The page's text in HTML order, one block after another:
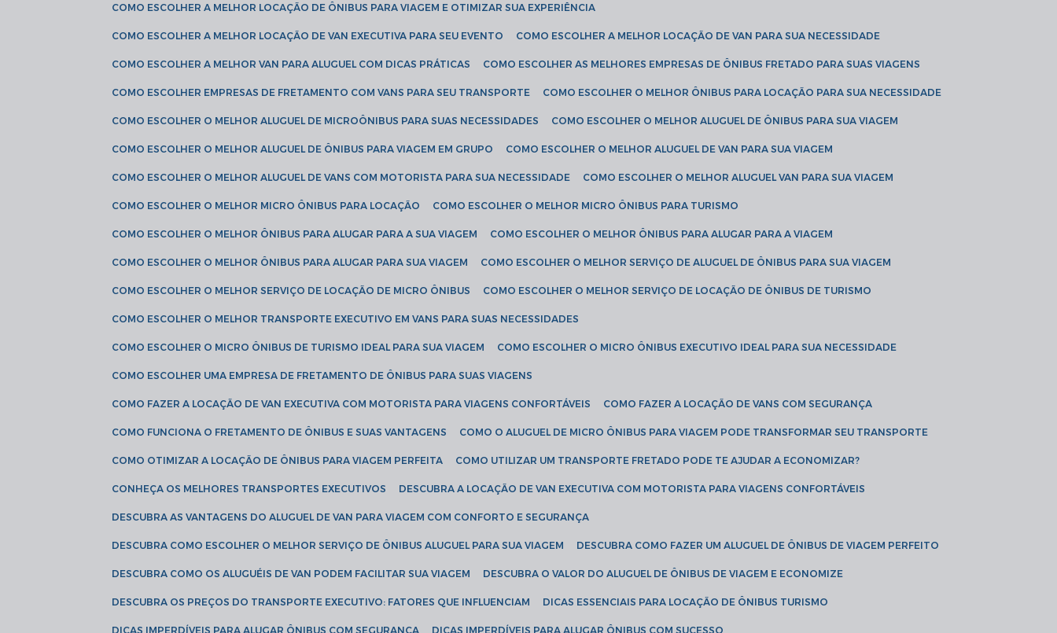
COMO ESCOLHER A MELHOR LOCAÇÃO DE ÔNIBUS PARA VIAGEM E OTIMIZAR SUA EXPERIÊNCIA
COMO ESCOLHER A MELHOR LOCAÇÃO DE VAN EXECUTIVA PARA SEU EVENTO COMO ESCOLHER A MELHOR LOCAÇÃO DE VAN PARA SUA NECESSIDADE
COMO ESCOLHER A MELHOR VAN PARA ALUGUEL COM DICAS PRÁTICAS COMO ESCOLHER AS MELHORES EMPRESAS DE ÔNIBUS FRETADO PARA SUAS VIAGENS
COMO ESCOLHER EMPRESAS DE FRETAMENTO COM VANS PARA SEU TRANSPORTE COMO ESCOLHER O MELHOR ÔNIBUS PARA LOCAÇÃO PARA SUA NECESSIDADE
COMO ESCOLHER O MELHOR ALUGUEL DE MICROÔNIBUS PARA SUAS NECESSIDADES COMO ESCOLHER O MELHOR ALUGUEL DE ÔNIBUS PARA SUA VIAGEM
COMO ESCOLHER O MELHOR ALUGUEL DE ÔNIBUS PARA VIAGEM EM GRUPO COMO ESCOLHER O MELHOR ALUGUEL DE VAN PARA SUA VIAGEM
COMO ESCOLHER O MELHOR ALUGUEL DE VANS COM MOTORISTA PARA SUA NECESSIDADE COMO ESCOLHER O MELHOR ALUGUEL VAN PARA SUA VIAGEM
COMO ESCOLHER O MELHOR MICRO ÔNIBUS PARA LOCAÇÃO COMO ESCOLHER O MELHOR MICRO ÔNIBUS PARA TURISMO
COMO ESCOLHER O MELHOR ÔNIBUS PARA ALUGAR PARA A SUA VIAGEM COMO ESCOLHER O MELHOR ÔNIBUS PARA ALUGAR PARA A VIAGEM
COMO ESCOLHER O MELHOR ÔNIBUS PARA ALUGAR PARA SUA VIAGEM COMO ESCOLHER O MELHOR SERVIÇO DE ALUGUEL DE ÔNIBUS PARA SUA VIAGEM
COMO ESCOLHER O MELHOR SERVIÇO DE LOCAÇÃO DE MICRO ÔNIBUS COMO ESCOLHER O MELHOR SERVIÇO DE LOCAÇÃO DE ÔNIBUS DE TURISMO
COMO ESCOLHER O MELHOR TRANSPORTE EXECUTIVO EM VANS PARA SUAS NECESSIDADES
COMO ESCOLHER O MICRO ÔNIBUS DE TURISMO IDEAL PARA SUA VIAGEM COMO ESCOLHER O MICRO ÔNIBUS EXECUTIVO IDEAL PARA SUA NECESSIDADE
COMO ESCOLHER UMA EMPRESA DE FRETAMENTO DE ÔNIBUS PARA SUAS VIAGENS
COMO FAZER A LOCAÇÃO DE VAN EXECUTIVA COM MOTORISTA PARA VIAGENS CONFORTÁVEIS COMO FAZER A LOCAÇÃO DE VANS COM SEGURANÇA
COMO FUNCIONA O FRETAMENTO DE ÔNIBUS E SUAS VANTAGENS COMO O ALUGUEL DE MICRO ÔNIBUS PARA VIAGEM PODE TRANSFORMAR SEU TRANSPORTE
COMO OTIMIZAR A LOCAÇÃO DE ÔNIBUS PARA VIAGEM PERFEITA COMO UTILIZAR UM TRANSPORTE FRETADO PODE TE AJUDAR A ECONOMIZAR?
CONHEÇA OS MELHORES TRANSPORTES EXECUTIVOS DESCUBRA A LOCAÇÃO DE VAN EXECUTIVA COM MOTORISTA PARA VIAGENS CONFORTÁVEIS
DESCUBRA AS VANTAGENS DO ALUGUEL DE VAN PARA VIAGEM COM CONFORTO E SEGURANÇA
DESCUBRA COMO ESCOLHER O MELHOR SERVIÇO DE ÔNIBUS ALUGUEL PARA SUA VIAGEM DESCUBRA COMO FAZER UM ALUGUEL DE ÔNIBUS DE VIAGEM PERFEITO
DESCUBRA COMO OS ALUGUÉIS DE VAN PODEM FACILITAR SUA VIAGEM DESCUBRA O VALOR DO ALUGUEL DE ÔNIBUS DE VIAGEM E ECONOMIZE
DESCUBRA OS PREÇOS DO TRANSPORTE EXECUTIVO: FATORES QUE INFLUENCIAM DICAS ESSENCIAIS PARA LOCAÇÃO DE ÔNIBUS TURISMO
DICAS IMPERDÍVEIS PARA ALUGAR ÔNIBUS COM SEGURANÇA DICAS IMPERDÍVEIS PARA ALUGAR ÔNIBUS COM SUCESSO